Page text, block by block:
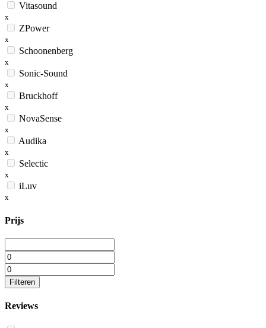
Vitasound
x
ZPower
x
Schoonenberg
x
Sonic-Sound
x
Bruckhoff
x
NovaSense
x
Audika
x
Selectic
x
iLuv
x
Prijs
Filteren
Reviews